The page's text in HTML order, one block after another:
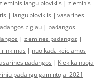
langu ploviklis | zieminis
| langu ploviklis | vasarines
pigiau | padangos
| ziemines padangos |
| nuo kada keiciamos
padangos | Kiek kainuoja
padangu gamintojai 2021